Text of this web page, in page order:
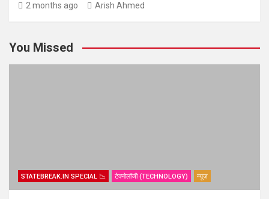
2 months ago Arish Ahmed
You Missed
STATEBREAK.IN SPECIAL 📉 टेक्नोलॉजी (TECHNOLOGY) न्यूज़